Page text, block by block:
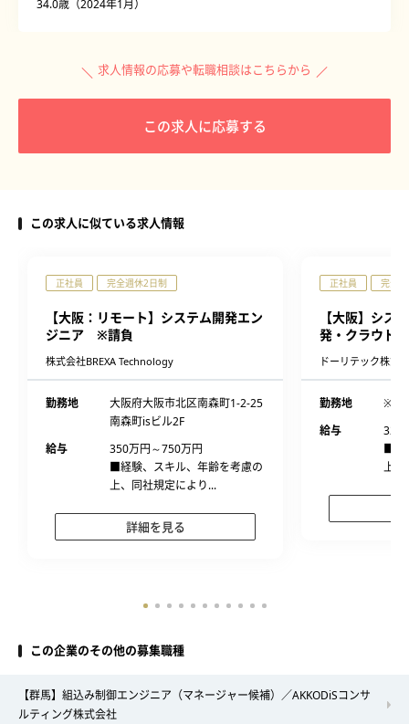
34.0歳（2024年1月）
求人情報の応募や転職相談はこちらから
この求人に応募する
この求人に似ている求人情報
正社員 完全週休2日制
【大阪：リモート】システム開発エン
ジニア ※請負
株式会社BREXA Technology
勤務地
大阪府大阪市北区南森町1-2-25
南森町isビル2F
給与
350万円～750万円
■経験、スキル、年齢を考慮の
上、同社規定により...
詳細を見る
正社員 完全
【大阪】シス
発・クラウド
ドーリテック株式
勤務地
※案
給与
320
■経
上、
この企業のその他の募集職種
【群馬】組込み制御エンジニア（マネージャー候補）／AKKODiSコンサ
ルティング株式会社